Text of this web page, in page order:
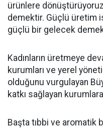
ürünlere
demektir. Güçlü üretim
güçlü bir gelecek
Kadınların üretmeye
kurumları ve yerel
olduğunu vurgulayan
katkı sağlayan
Başta tıbbi ve aromatik